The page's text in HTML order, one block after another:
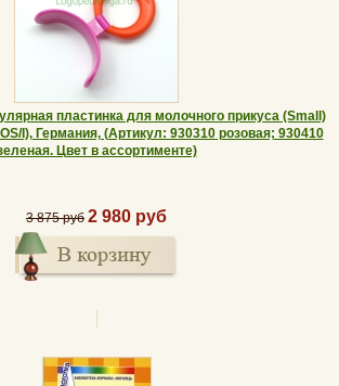
пластинка для молочного прикуса (Small)
I), Германия, (Артикул: 930310 розовая; 930410
Цвет в ассортименте)
3 875 руб 2 980 руб